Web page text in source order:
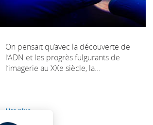
On pensait qu’avec la découverte de
l’ADN et les progrès fulgurants de
l’imagerie au XXe siècle, la...
Lire plus